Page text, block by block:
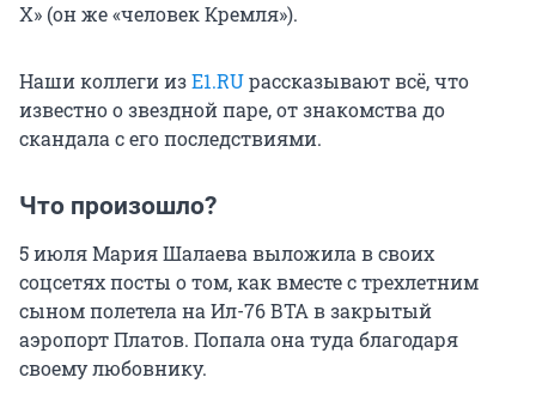
Х» (он же «человек Кремля»).
Наши коллеги изE1.RUрассказывают всё, что
известно о звездной паре, от знакомства до
скандала с его последствиями.
Что произошло?
5 июля Мария Шалаева выложила в своих
соцсетях посты о том, как вместе с трехлетним
сыном полетела на Ил-76 ВТА в закрытый
аэропорт Платов. Попала она туда благодаря
своему любовнику.